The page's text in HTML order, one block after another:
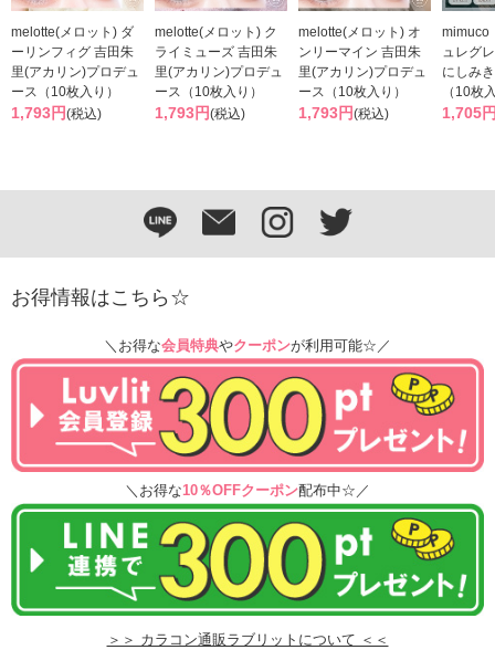
melotte(メロット) ダ
ーリンフィグ 吉田朱
里(アカリン)プロデュ
ース（10枚入り）
1,793円(税込)
melotte(メロット) ク
ライミューズ 吉田朱
里(アカリン)プロデュ
ース（10枚入り）
1,793円(税込)
melotte(メロット) オ
ンリーマイン 吉田朱
里(アカリン)プロデュ
ース（10枚入り）
1,793円(税込)
mimuco
ュレグ
にしみ
（10枚
1,705
お得情報はこちら☆
＼お得な会員特典やクーポンが利用可能☆／
＼お得な10％OFFクーポン配布中☆／
＞＞ カラコン通販ラブリットについて ＜＜